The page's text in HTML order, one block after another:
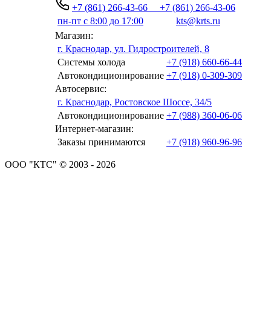
+7 (861) 266-43-66
+7 (861) 266-43-06
пн-пт с 8:00 до 17:00
kts@krts.ru
Магазин:
г. Краснодар, ул. Гидростроителей, 8
Системы холода
+7 (918) 660-66-44
Автокондиционирование +7 (918) 0-309-309
Автосервис:
г. Краснодар, Ростовское Шоссе, 34/5
Автокондиционирование +7 (988) 360-06-06
Интернет-магазин:
Заказы принимаются
+7 (918) 960-96-96
ООО "КТС" © 2003 - 2026